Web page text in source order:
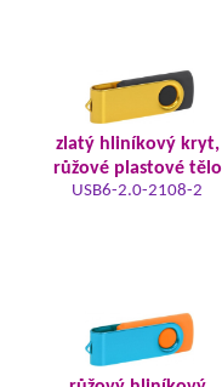
zlatý hliníkový kryt,
růžové plastové tělo
USB6-2.0-2108-2